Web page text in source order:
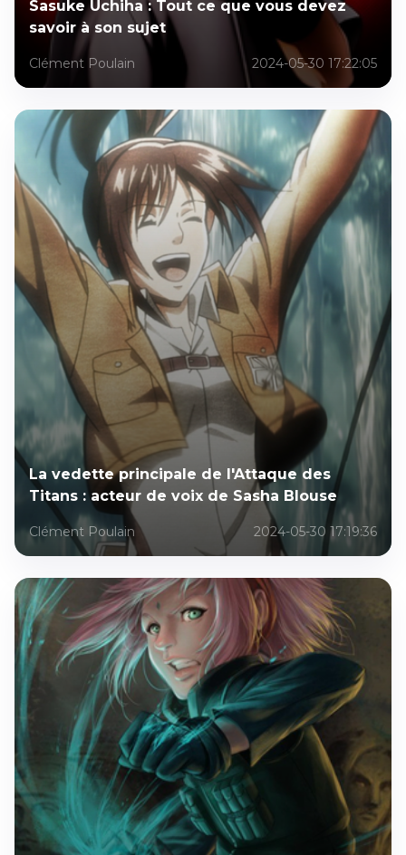
Sasuke Uchiha : Tout ce que vous devez
savoir à son sujet
Clément Poulain 2024-05-30 17:22:05
La vedette principale de l'Attaque des
Titans : acteur de voix de Sasha Blouse
Clément Poulain 2024-05-30 17:19:36